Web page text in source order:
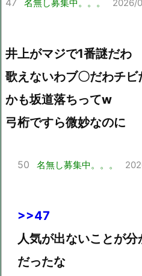
47 名無し募集中。。。 2026/
井上がマジで1番謎だわ
歌えないわブ〇だわチ
かも坂道落ちってw
弓桁ですら微妙なのに
50 名無し募集中。。。
>>47
人気が出ないことが
だったな